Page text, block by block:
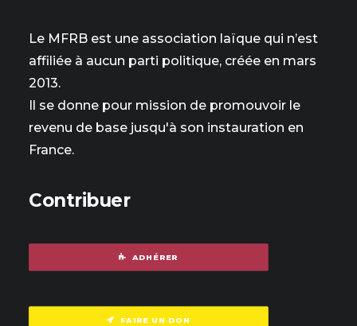
Le MFRB est une association laïque qui n’est
affiliée à aucun parti politique, créée en mars
2013.
Il se donne pour mission de promouvoir le
revenu de base jusqu'à son instauration en
France.
Contribuer
ADHÉRER
FAIRE UN DON